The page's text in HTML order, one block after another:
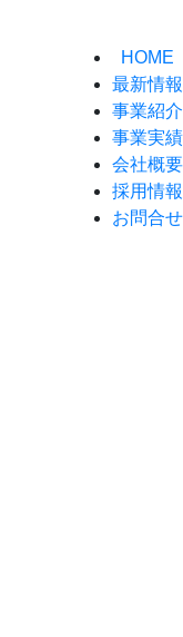
HOME
最新情報
事業紹介
事業実績
会社概要
採用情報
お問合せ